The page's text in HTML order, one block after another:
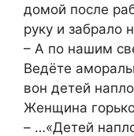
домой после
руку и забрало
– А по нашим
Ведёте
вон детей
Женщина
– …«Детей